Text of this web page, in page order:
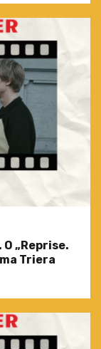
„Reprise.
Triera